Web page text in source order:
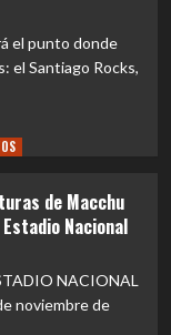
el punto donde
el Santiago Rocks,
de Macchu
Nacional
NACIONAL
noviembre de